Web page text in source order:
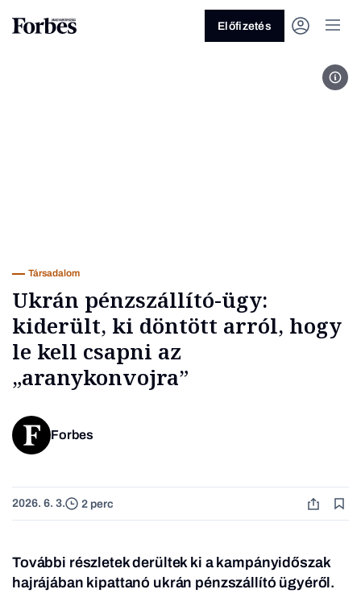
Üzlet
Előfizetés
Társadalom
Ukrán pénzszállító-ügy:
kiderült, ki döntött arról, hogy
le kell csapni az
„aranykonvojra”
Forbes
2026. 6. 3. 2 perc
További részletek derültek ki a kampányidőszak
hajrájában kipattanó ukrán pénzszállító ügyéről.